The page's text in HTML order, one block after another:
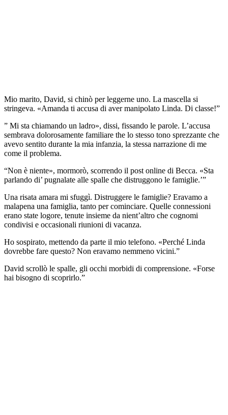
Mio marito, David, si chinò per leggerne uno. La mascella si
stringeva. «Amanda ti accusa di aver manipolato Linda. Di classe!”
” Mi sta chiamando un ladro», dissi, fissando le parole. L’accusa
sembrava dolorosamente familiare the lo stesso tono sprezzante che
avevo sentito durante la mia infanzia, la stessa narrazione di me
come il problema.
“Non è niente», mormorò, scorrendo il post online di Becca. «Sta
parlando di’ pugnalate alle spalle che distruggono le famiglie.’”
Una risata amara mi sfuggì. Distruggere le famiglie? Eravamo a
malapena una famiglia, tanto per cominciare. Quelle connessioni
erano state logore, tenute insieme da nient’altro che cognomi
condivisi e occasionali riunioni di vacanza.
Ho sospirato, mettendo da parte il mio telefono. «Perché Linda
dovrebbe fare questo? Non eravamo nemmeno vicini.”
David scrollò le spalle, gli occhi morbidi di comprensione. «Forse
hai bisogno di scoprirlo.”